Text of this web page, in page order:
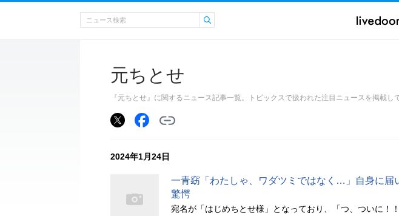
元ちとせ
『元ちとせ』に関するニュース記事一覧。トピックスで扱われた注目ニュースを掲載し
2024年1月24日
一青窈「わたしゃ、ワダツミではなく…」自身に届
驚愕
宛名が「はじめちとせ様」となっており、「つ、ついに！